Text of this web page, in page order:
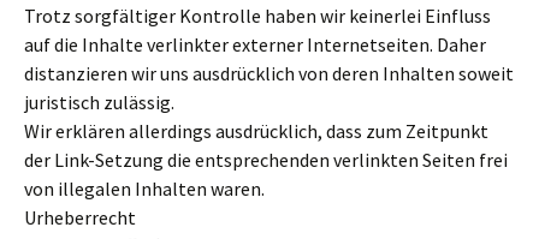
Trotz sorg­fäl­ti­ger Kontrolle haben wir kei­ner­lei Einfluss
auf die Inhalte ver­link­ter exter­ner Internetseiten. Daher
distan­zie­ren wir uns aus­drück­lich von deren Inhalten soweit
juri­stisch zuläs­sig.
Wir erklä­ren aller­dings aus­drück­lich, dass zum Zeitpunkt
der Link-Setzung die ent­spre­chen­den ver­link­ten Seiten frei
von ille­ga­len Inhalten waren.
Urheberrecht